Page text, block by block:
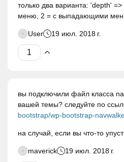
только два варианта: 'depth'
меню, 2 = с выпадающими
User 19 июл. 2018 г.
вы подключили файл класса
вашей темы? следуйте по
bootstrap/wp-bootstrap-
на случай, если вы что-то
maverick 19 июл. 2018 г.